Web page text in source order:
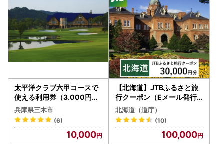
太平洋クラブ六甲コースで
使える利用券（3.000円分
）
兵庫県三木市
(6)
10,000
【北海道】JTBふるさと旅
行クーポン（Eメール発行
）30,000円分 旅行 トラベ
ル 宿泊 人気 おすすめ JTB
W030T
北海道（道庁）
(10)
100,000